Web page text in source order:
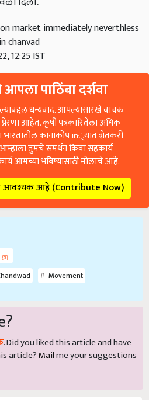
chanvad
12:25 IST
आपला पाठिंबा दर्शवा
धन्यवाद. आपल्यासारखे वाचक
आहेत. कृषी पत्रकारितेला अधिक
कानाकोप in्यात शेतकरी
तुमचे समर्थन किंवा सहकार्य
भविष्यासाठी मोलाचे आहे.
आवश्यक आहे (Contribute Now)
. Did you liked this article and have
article?Mailme your suggestions